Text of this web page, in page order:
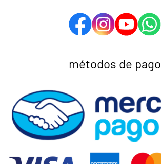
métodos de pago